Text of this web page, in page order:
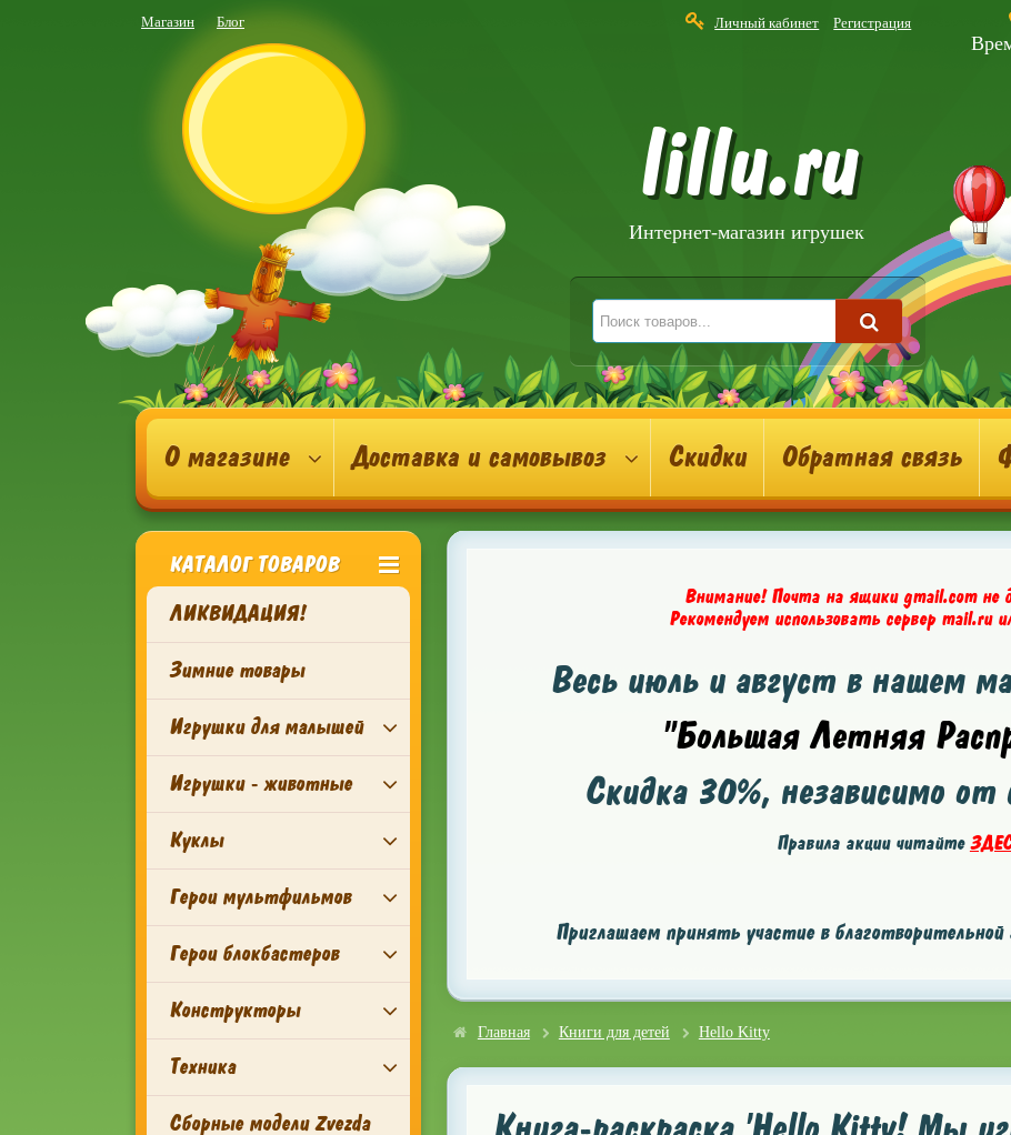
Магазин Блог Личный кабинет Регистрация
lillu.ru
Интернет-магазин игрушек
О магазине Доставка и самовывоз Скидки Обратная связь
КАТАЛОГ ТОВАРОВ
ЛИКВИДАЦИЯ!
Зимние товары
Игрушки для малышей
Игрушки - животные
Куклы
Герои мультфильмов
Герои блокбастеров
Конструкторы
Техника
Сборные модели Zvezda
Внимание! Почта на ящики gmail.com не
Рекомендуем использовать сервер mail.ru
Весь июль и август в нашем
"Большая Летняя
Скидка 30%, независимо
Правила акции читайте
Приглашаем принять участие в благотворительной
Главная Книги для детей Hello Kitty